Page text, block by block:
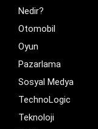
Nedir?
Otomobil
Oyun
Pazarlama
Sosyal Medya
TechnoLogic
Teknoloji